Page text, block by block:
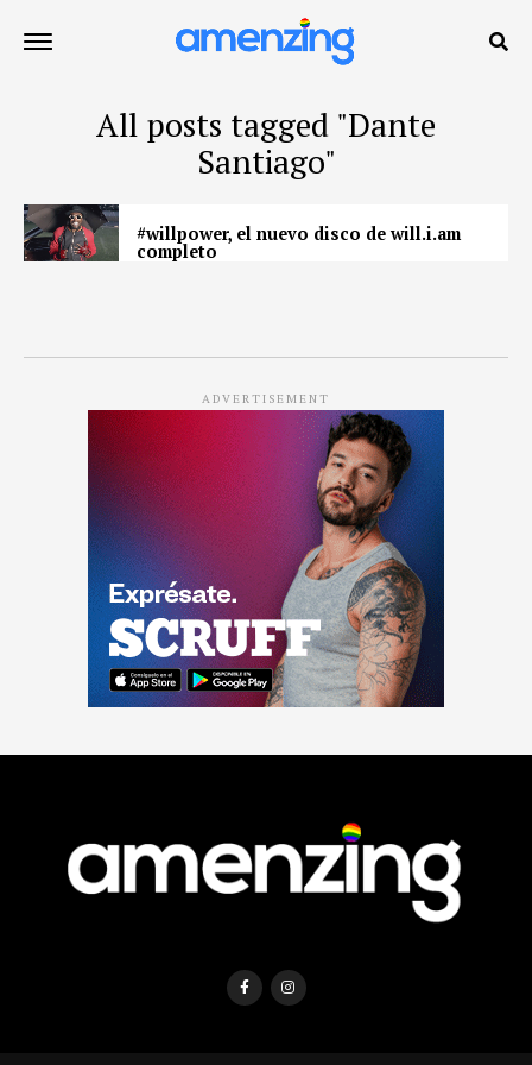
All posts tagged "Dante
Santiago"
#willpower, el nuevo disco de will.i.am
completo
ADVERTISEMENT